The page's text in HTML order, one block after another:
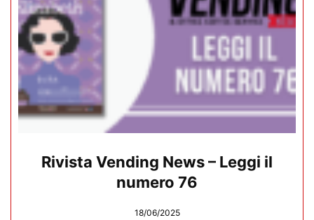
Rivista Vending News – Leggi il
numero 76
18/06/2025